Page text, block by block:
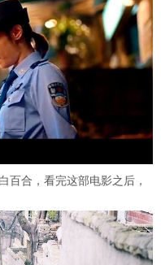
百合，看完这部电影之后，